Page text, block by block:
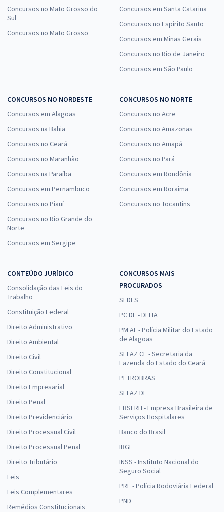
Concursos no Mato Grosso do
Sul
Concursos no Mato Grosso
Concursos em Santa Catarina
Concursos no Espírito Santo
Concursos em Minas Gerais
Concursos no Rio de Janeiro
Concursos em São Paulo
CONCURSOS NO NORDESTE
Concursos em Alagoas
Concursos na Bahia
Concursos no Ceará
Concursos no Maranhão
Concursos na Paraíba
Concursos em Pernambuco
Concursos no Piauí
Concursos no Rio Grande do
Norte
Concursos em Sergipe
CONCURSOS NO NORTE
Concursos no Acre
Concursos no Amazonas
Concursos no Amapá
Concursos no Pará
Concursos em Rondônia
Concursos em Roraima
Concursos no Tocantins
CONTEÚDO JURÍDICO
Consolidação das Leis do
Trabalho
Constituição Federal
Direito Administrativo
Direito Ambiental
Direito Civil
Direito Constitucional
Direito Empresarial
Direito Penal
Direito Previdenciário
Direito Processual Civil
Direito Processual Penal
Direito Tributário
Leis
Leis Complementares
Remédios Constitucionais
CONCURSOS MAIS
PROCURADOS
SEDES
PC DF - DELTA
PM AL - Polícia Militar do Estado
de Alagoas
SEFAZ CE - Secretaria da
Fazenda do Estado do Ceará
PETROBRAS
SEFAZ DF
EBSERH - Empresa Brasileira de
Serviços Hospitalares
Banco do Brasil
IBGE
INSS - Instituto Nacional do
Seguro Social
PRF - Polícia Rodoviária Federal
PND